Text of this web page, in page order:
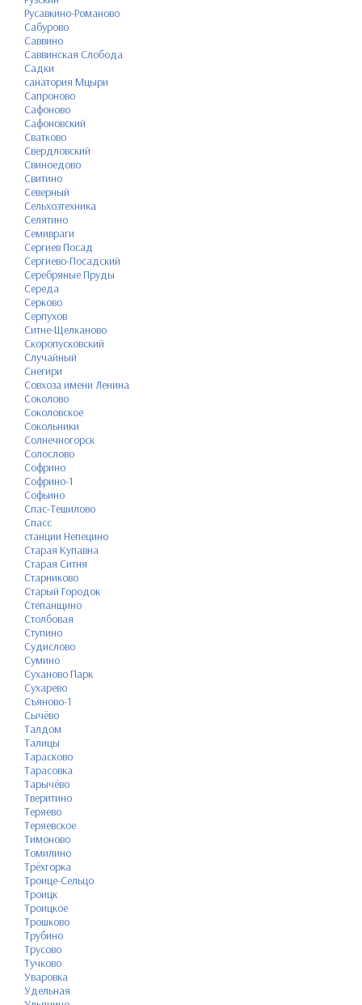
Русавкино-Романово
Сабурово
Саввино
Саввинская Слобода
Садки
санатория Мцыри
Сапроново
Сафоново
Сафоновский
Сватково
Свердловский
Свиноедово
Свитино
Северный
Сельхозтехника
Селятино
Семивраги
Сергиев Посад
Сергиево-Посадский
Серебряные Пруды
Середа
Серково
Серпухов
Ситне-Щелканово
Скоропусковский
Случайный
Снегири
Совхоза имени Ленина
Соколово
Соколовское
Сокольники
Солнечногорск
Солослово
Софрино
Софрино-1
Софьино
Спас-Тешилово
Спасс
станции Непецино
Старая Купавна
Старая Ситня
Старниково
Старый Городок
Степанщино
Столбовая
Ступино
Судислово
Сумино
Суханово Парк
Сухарево
Съяново-1
Сычёво
Талдом
Талицы
Тарасково
Тарасовка
Тарычёво
Тверитино
Теряево
Теряевское
Тимоново
Томилино
Трёхгорка
Троице-Сельцо
Троицк
Троицкое
Трошково
Трубино
Трусово
Тучково
Уваровка
Удельная